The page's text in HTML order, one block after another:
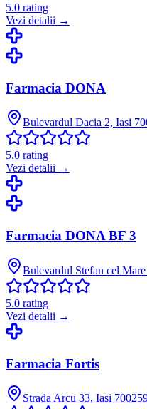
5.0 rating
Vezi detalii →
Farmacia DONA
Bulevardul Dacia 2, Iasi
5.0 rating
Vezi detalii →
Farmacia DONA BF 3
Bulevardul Stefan cel
5.0 rating
Vezi detalii →
Farmacia Fortis
Strada Arcu 33, Iasi